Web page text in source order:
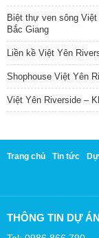
Biệt thự ven sông
Bắc Giang
Liền kề Việt Yên
Shophouse Việt Yên
Việt Yên Riverside –
Trang chủ Tin tức
THÔNG TIN DỰ